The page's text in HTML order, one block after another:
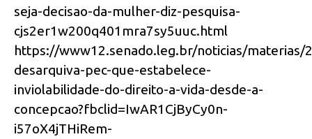
seja-decisao-da-mulher-diz-pesquisa-
cjs2er1w200q401mra7sy5uuc.html
https://www12.senado.leg.br/noticias/materias/
desarquiva-pec-que-estabelece-
inviolabilidade-do-direito-a-vida-desde-a-
concepcao?fbclid=IwAR1CjByCy0n-
i57oX4jTHiRem-